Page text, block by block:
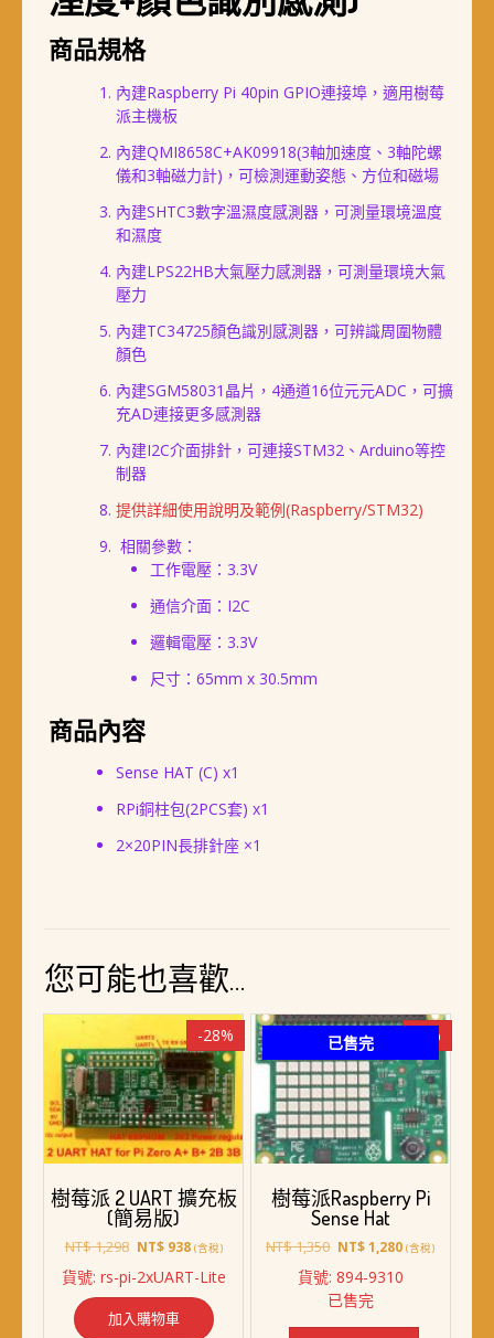
商品規格
內建Raspberry Pi 40pin GPIO連接埠，適用樹莓
派主機板
內建QMI8658C+AK09918(3軸加速度、3軸陀螺
儀和3軸磁力計)，可檢測運動姿態、方位和磁場
內建SHTC3數字溫濕度感測器，可測量環境溫度
和濕度
內建LPS22HB大氣壓力感測器，可測量環境大氣
壓力
內建TC34725顏色識別感測器，可辨識周圍物體
顏色
內建SGM58031晶片，4通道16位元元ADC，可擴
充AD連接更多感測器
內建I2C介面排針，可連接STM32、Arduino等控
制器
提供詳細使用說明及範例(Raspberry/STM32)
相關參數：
工作電壓：3.3V
通信介面：I2C
邏輯電壓：3.3V
尺寸：65mm x 30.5mm
商品內容
Sense HAT (C) x1
RPi銅柱包(2PCS套) x1
2×20PIN長排針座 ×1
您可能也喜歡…
-28%
樹莓派 2 UART 擴充板
(簡易版)
NT$1,298 原
價
NT$ 1,298。
NT$938目
價
格：
NT$ 938。
(含稅)
貨號: rs-pi-2xUART-Lite
加入購物車
已售完 -5%
樹莓派Raspberry Pi
Sense Hat
NT$1,350 原
價
格：
NT$ 1,350。
NT$1,280目
價
NT$ 1,280。
(含稅)
貨號: 894-9310
已售完